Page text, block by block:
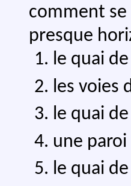
comment
presque
le quai
les voies
le quai
une
le quai